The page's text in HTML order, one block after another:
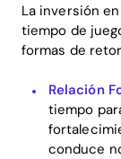
La inversión
tiempo de
formas de
Relación
tiempo
conduce